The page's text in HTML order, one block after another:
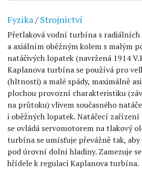
Fyzika/Strojnictví
Přetlaková vodní turbína s radiálních
a axiálním oběžným kolem s malým
natáčivých lopatek (navržená 1914
Kaplanova turbína se používá pro
(hltnosti) a malé spády, maximálně
plochou provozní charakteristiku
na průtoku) vlivem současného
i oběžných lopatek. Natáčecí
se ovládá servomotorem na tlakový
turbína se umísťuje převážně tak,
pod úrovní dolní hladiny. Zamezuje
hřídele k regulaci Kaplanova turbína.